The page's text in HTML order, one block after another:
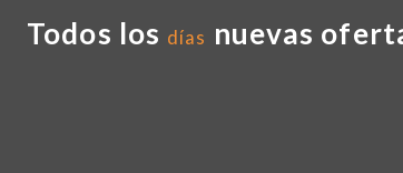
Todos los días nuevas